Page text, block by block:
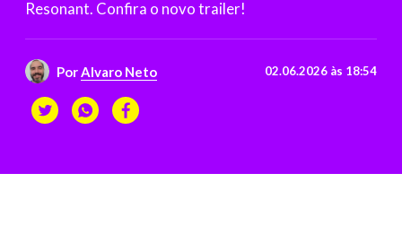
Resonant. Confira o novo trailer!
Por Alvaro Neto 02.06.2026 às 18:54